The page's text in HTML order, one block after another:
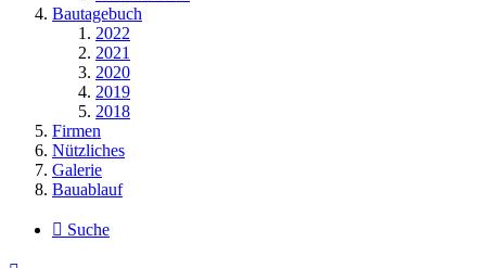
Bautagebuch
2022
2021
2020
2019
2018
Firmen
Nützliches
Galerie
Bauablauf
Suche